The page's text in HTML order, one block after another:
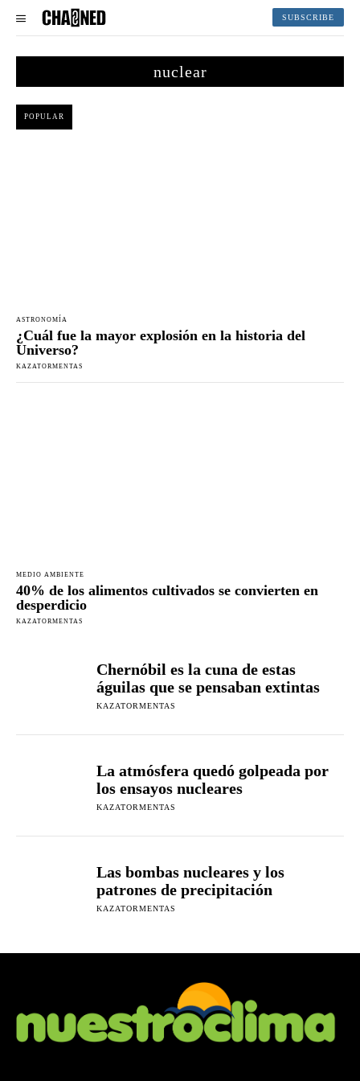
SUBSCRIBE
nuclear
POPULAR
ASTRONOMÍA
¿Cuál fue la mayor explosión en la historia del
Universo?
KAZATORMENTAS
MEDIO AMBIENTE
40% de los alimentos cultivados se convierten en
desperdicio
KAZATORMENTAS
Chernóbil es la cuna de estas
águilas que se pensaban extintas
KAZATORMENTAS
La atmósfera quedó golpeada por
los ensayos nucleares
KAZATORMENTAS
Las bombas nucleares y los
patrones de precipitación
KAZATORMENTAS